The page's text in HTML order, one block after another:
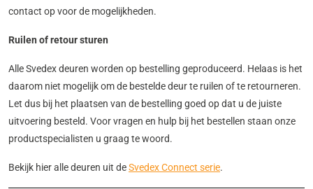
contact op voor de mogelijkheden.
Ruilen of retour sturen
Alle Svedex deuren worden op bestelling geproduceerd. Helaas is het
daarom niet mogelijk om de bestelde deur te ruilen of te retourneren.
Let dus bij het plaatsen van de bestelling goed op dat u de juiste
uitvoering besteld. Voor vragen en hulp bij het bestellen staan onze
productspecialisten u graag te woord.
Bekijk hier alle deuren uit deSvedex Connect serie.